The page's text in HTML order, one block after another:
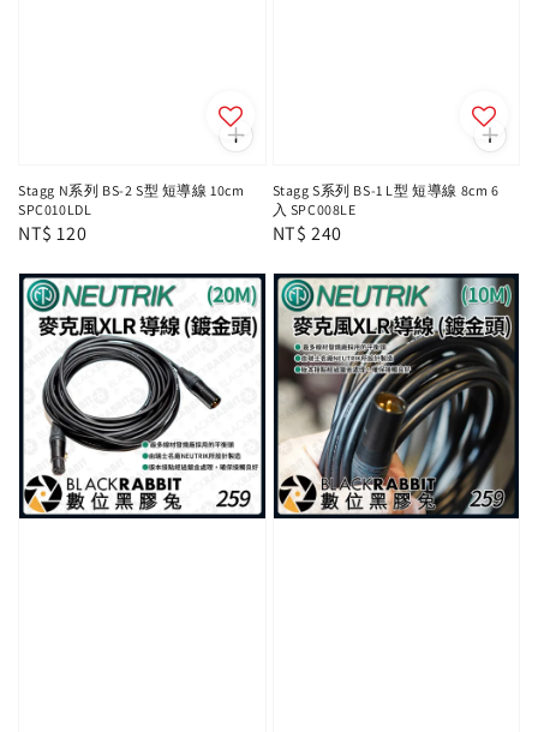
Stagg N系列 BS-2 S型 短導線 10cm
SPC010LDL
Regular
NT$ 120
Stagg S系列 BS-1 L型 短導線 8cm 6
入 SPC008LE
Regular
NT$ 240